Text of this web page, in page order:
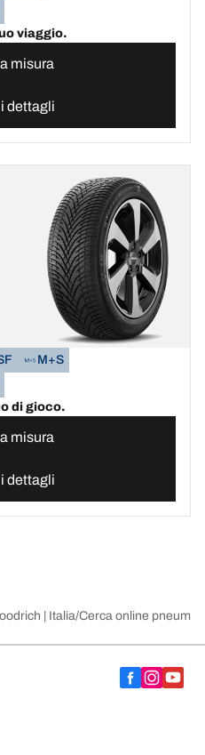
viaggio.
misura
dettagli
M+S
di gioco.
misura
dettagli
| Italia Cerca online